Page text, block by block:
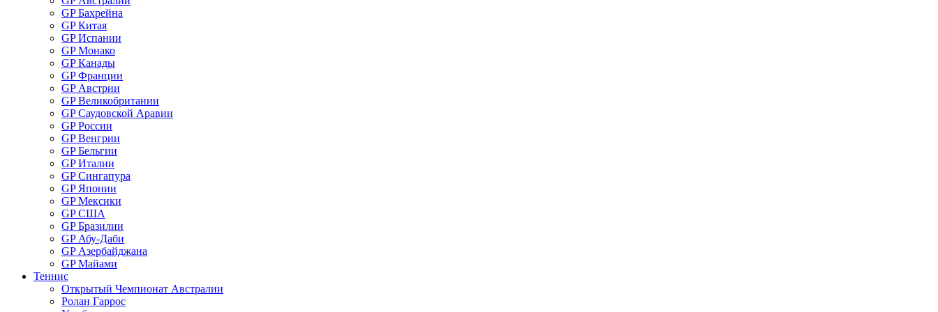
GP Бахрейна
GP Китая
GP Испании
GP Монако
GP Канады
GP Франции
GP Австрии
GP Великобритании
GP Саудовской Аравии
GP России
GP Венгрии
GP Бельгии
GP Италии
GP Сингапура
GP Японии
GP Мексики
GP США
GP Бразилии
GP Абу-Даби
GP Азербайджана
GP Майами
Теннис
Открытый Чемпионат Австралии
Ролан Гаррос